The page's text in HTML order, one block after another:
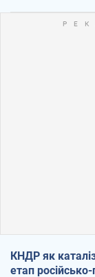
КНДР як
етап